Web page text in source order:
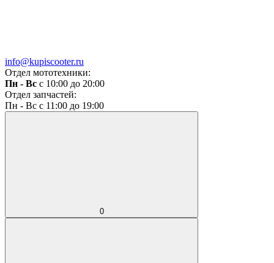
info@kupiscooter.ru
Отдел мототехники:
Пн - Вс с 10:00 до 20:00
Отдел запчастей:
Пн - Вс с 11:00 до 19:00
0